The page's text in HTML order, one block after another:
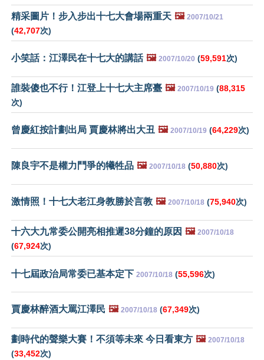
精采圖片！步入步出十七大會場兩重天 🖼️ 2007/10/21
(42,707次)
小笑話：江澤民在十七大的講話 🖼️ 2007/10/20 (59,591次)
誰裝傻也不行！江登上十七大主席臺 🖼️ 2007/10/19 (88,315
次)
曾慶紅按計劃出局 賈慶林將出大丑 🖼️ 2007/10/19 (64,229次)
陳良宇不是權力鬥爭的犧牲品 🖼️ 2007/10/18 (50,880次)
激情照！十七大老江身教勝於言教 🖼️ 2007/10/18 (75,940次)
十六大九常委公開亮相推遲38分鐘的原因 🖼️ 2007/10/18
(67,924次)
十七屆政治局常委已基本定下 2007/10/18 (55,596次)
賈慶林醉酒大罵江澤民 🖼️ 2007/10/18 (67,349次)
劃時代的聲樂大賽！不須等未來 今日看東方 🖼️ 2007/10/18
(33,452次)